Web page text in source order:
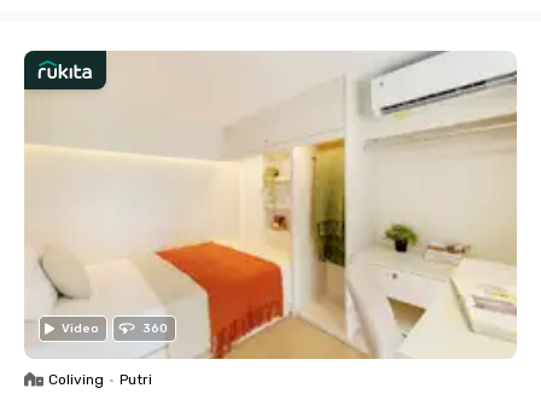
Video 360
Coliving • Putri